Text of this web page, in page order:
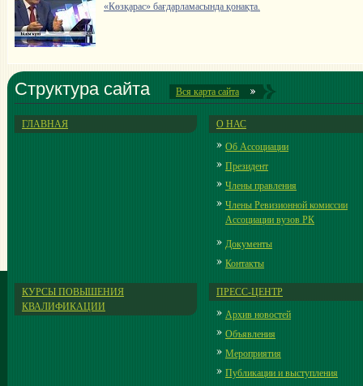
«Көзқарас» бағдарламасында қонақта.
Структура сайта Вся карта сайта
ГЛАВНАЯ
О НАС
Об Ассоциации
Президент
Члены правления
Члены Ревизионной комиссии
Ассоциации вузов РК
Документы
Контакты
КУРСЫ ПОВЫШЕНИЯ
КВАЛИФИКАЦИИ
ПРЕСС-ЦЕНТР
Архив новостей
Объявления
Мероприятия
Публикации и выступления